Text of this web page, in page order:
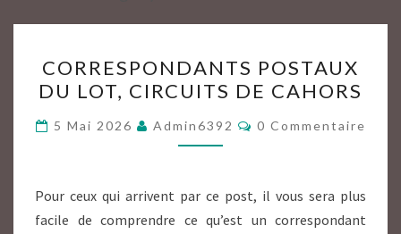
POSTAUX
DU
LOT,
CIRCUITS
CAHORS
CORRESPONDANTS POSTAUX
DU LOT, CIRCUITS DE CAHORS
5 Mai 2026 Admin6392 Commentaires
0 Commentaire
Pour ceux qui arrivent par ce post, il vous sera plus
facile de comprendre ce qu’est un correspondant